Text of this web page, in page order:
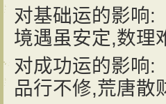
对基础运的影响:
境遇虽安定,数理
对成功运的影响:
品行不修,荒唐散